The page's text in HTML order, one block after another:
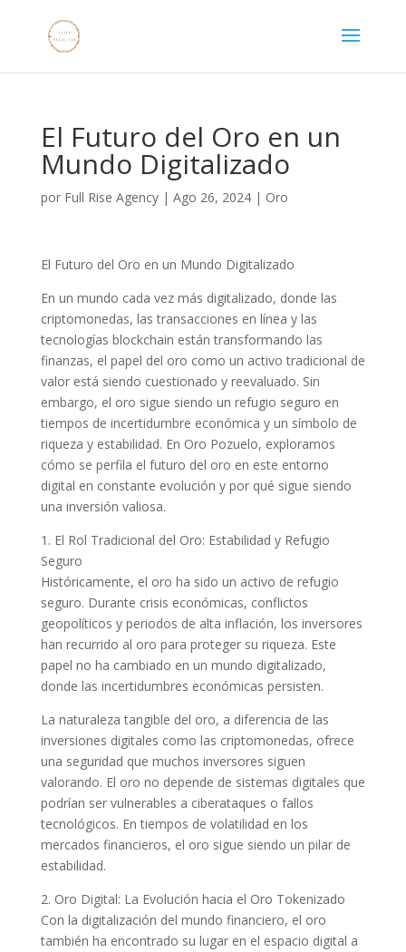
El Futuro del Oro en un
Mundo Digitalizado
por Full Rise Agency| Ago 26, 2024| Oro
El Futuro del Oro en un Mundo Digitalizado
En un mundo cada vez más digitalizado, donde las
criptomonedas, las transacciones en línea y las
tecnologías blockchain están transformando las
finanzas, el papel del oro como un activo tradicional de
valor está siendo cuestionado y reevaluado. Sin
embargo, el oro sigue siendo un refugio seguro en
tiempos de incertidumbre económica y un símbolo de
riqueza y estabilidad. En Oro Pozuelo, exploramos
cómo se perfila el futuro del oro en este entorno
digital en constante evolución y por qué sigue siendo
una inversión valiosa.
1. El Rol Tradicional del Oro: Estabilidad y Refugio
Seguro
Históricamente, el oro ha sido un activo de refugio
seguro. Durante crisis económicas, conflictos
geopolíticos y periodos de alta inflación, los inversores
han recurrido al oro para proteger su riqueza. Este
papel no ha cambiado en un mundo digitalizado,
donde las incertidumbres económicas persisten.
La naturaleza tangible del oro, a diferencia de las
inversiones digitales como las criptomonedas, ofrece
una seguridad que muchos inversores siguen
valorando. El oro no depende de sistemas digitales que
podrían ser vulnerables a ciberataques o fallos
tecnológicos. En tiempos de volatilidad en los
mercados financieros, el oro sigue siendo un pilar de
estabilidad.
2. Oro Digital: La Evolución hacia el Oro Tokenizado
Con la digitalización del mundo financiero, el oro
también ha encontrado su lugar en el espacio digital a